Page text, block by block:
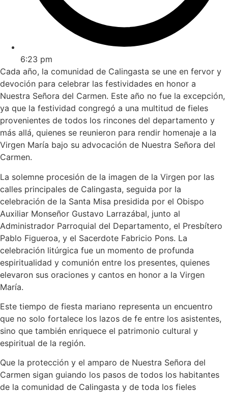
6:23 pm
Cada año, la comunidad de Calingasta se une en fervor y
devoción para celebrar las festividades en honor a
Nuestra Señora del Carmen. Este año no fue la excepción,
ya que la festividad congregó a una multitud de fieles
provenientes de todos los rincones del departamento y
más allá, quienes se reunieron para rendir homenaje a la
Virgen María bajo su advocación de Nuestra Señora del
Carmen.
La solemne procesión de la imagen de la Virgen por las
calles principales de Calingasta, seguida por la
celebración de la Santa Misa presidida por el Obispo
Auxiliar Monseñor Gustavo Larrazábal, junto al
Administrador Parroquial del Departamento, el Presbítero
Pablo Figueroa, y el Sacerdote Fabricio Pons. La
celebración litúrgica fue un momento de profunda
espiritualidad y comunión entre los presentes, quienes
elevaron sus oraciones y cantos en honor a la Virgen
María.
Este tiempo de fiesta mariano representa un encuentro
que no solo fortalece los lazos de fe entre los asistentes,
sino que también enriquece el patrimonio cultural y
espiritual de la región.
Que la protección y el amparo de Nuestra Señora del
Carmen sigan guiando los pasos de todos los habitantes
de la comunidad de Calingasta y de toda los fieles